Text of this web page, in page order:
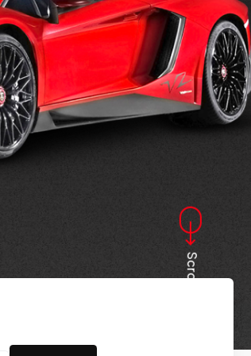
Scroll Down